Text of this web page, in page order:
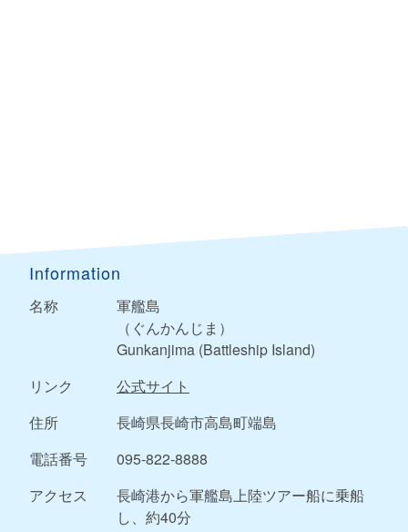
Information
名称
軍艦島
（ぐんかんじま）
Gunkanjima (Battleship Island)
リンク
公式サイト
住所
長崎県長崎市高島町端島
電話番号
095-822-8888
アクセス
長崎港から軍艦島上陸ツアー船に乗船
し、約40分